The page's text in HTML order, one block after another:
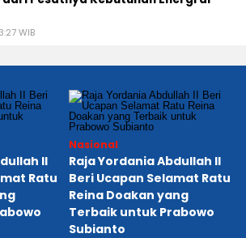
WIB
II
Ratu
Nasional
Raja Yordania Abdullah II
Beri Ucapan Selamat Ratu
Reina Doakan yang
Terbaik untuk Prabowo
Subianto